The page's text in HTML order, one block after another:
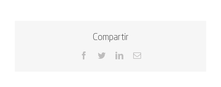
Compartir
Facebook
TwitterLinkedInCorreo